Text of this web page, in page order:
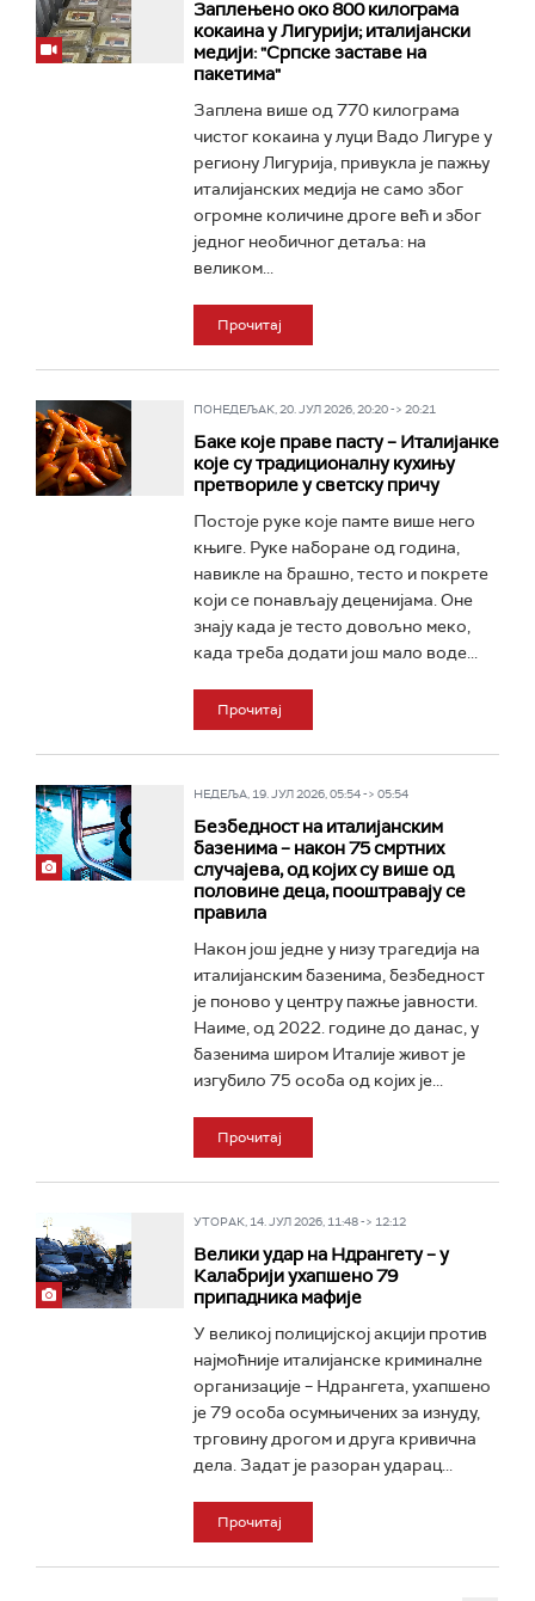
Заплењено око 800 килограма
кокаина у Лигурији; италијански
медији: "Српске заставе на
пакетима"
Заплена више од 770 килограма
чистог кокаина у луци Вадо Лигуре у
региону Лигурија, привукла је пажњу
италијанских медија не само због
огромне количине дроге већ и због
једног необичног детаља: на
великом...
Прочитај
ПОНЕДЕЉАК, 20. ЈУЛ 2026, 20:20 -> 20:21
Баке које праве пасту – Италијанке
које су традиционалну кухињу
претвориле у светску причу
Постоје руке које памте више него
књиге. Руке наборане од година,
навикле на брашно, тесто и покрете
који се понављају деценијама. Оне
знају када је тесто довољно меко,
када треба додати још мало воде...
Прочитај
НЕДЕЉА, 19. ЈУЛ 2026, 05:54 -> 05:54
Безбедност на италијанским
базенима – након 75 смртних
случајева, од којих су више од
половине деца, пооштравају се
правила
Након још једне у низу трагедија на
италијанским базенима, безбедност
је поново у центру пажње јавности.
Наиме, од 2022. године до данас, у
базенима широм Италије живот је
изгубило 75 особа од којих је...
Прочитај
УТОРАК, 14. ЈУЛ 2026, 11:48 -> 12:12
Велики удар на Ндрангету – у
Калабрији ухапшено 79
припадника мафије
У великој полицијској акцији против
најмоћније италијанске криминалне
организације – Ндрангета, ухапшено
је 79 особа осумњичених за изнуду,
трговину дрогом и друга кривична
дела. Задат је разоран ударац...
Прочитај